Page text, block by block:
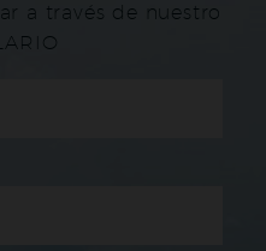
a través de nuestro